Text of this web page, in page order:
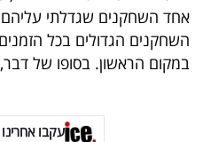
פרסמו
באייס
עקבו
אחד השחקנים שגדלתי
השחקנים הגדולים בכל
במקום הראשון. בסופו של
עקבו אחרינו